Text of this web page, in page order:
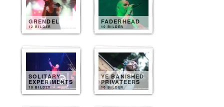
GRENDEL
12 BILDER
FADERHEAD
10 BILDER
SOLITARY
EXPERIMENTS
10 BILDER
YE BANISHED
PRIVATEERS
10 BILDER